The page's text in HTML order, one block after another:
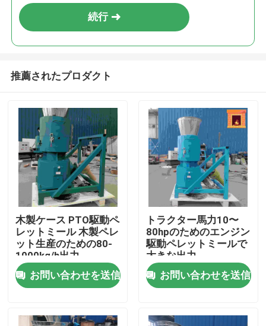
ホーム
続行
推薦されたプロダクト
木製ケース PTO駆動ペ
レットミール 木製ペレ
ット生産のための80-
1000kg/h出力
お問い合わせを送信
トラクター馬力10〜
80hpのためのエンジン
駆動ペレットミールで
大きな出力
お問い合わせを送信